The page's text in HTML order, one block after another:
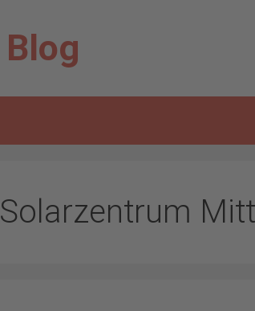
Blog
Solarzentrum